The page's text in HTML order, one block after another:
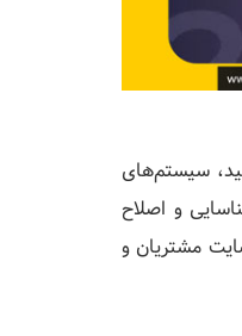
سیستم‌های
و اصلاح
مشتریان و